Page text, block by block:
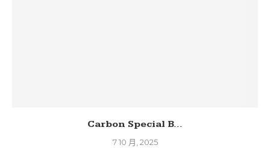
Carbon Special B...
7 10 月, 2025